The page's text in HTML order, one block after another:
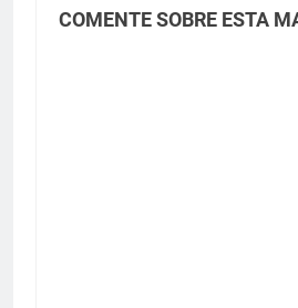
COMENTE SOBRE ESTA